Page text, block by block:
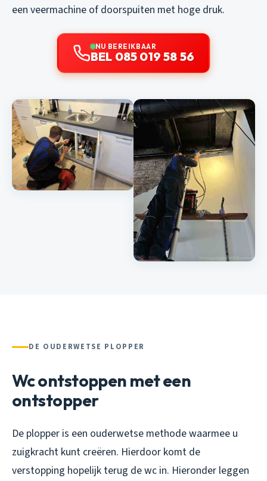
een veermachine of doorspuiten met hoge druk.
NU BEREIKBAAR
BEL 085 019 58 56
DE OUDERWETSE PLOPPER
Wc ontstoppen met een
ontstopper
De plopper is een ouderwetse methode waarmee u
zuigkracht kunt creëren. Hierdoor komt de
verstopping hopelijk terug de wc in. Hieronder leggen